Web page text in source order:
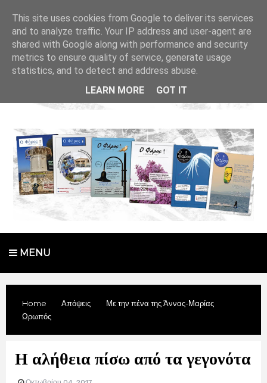
MENU
Home Απόψεις
Με την πένα της Άννας-Μαρίας
Ωρωπός
Η αλήθεια πίσω από τα γεγονότα
This site uses cookies from Google to deliver its services
and to analyze traffic. Your IP address and user-agent are
shared with Google along with performance and security
metrics to ensure quality of service, generate usage
statistics, and to detect and address abuse.
LEARN MORE
GOT IT